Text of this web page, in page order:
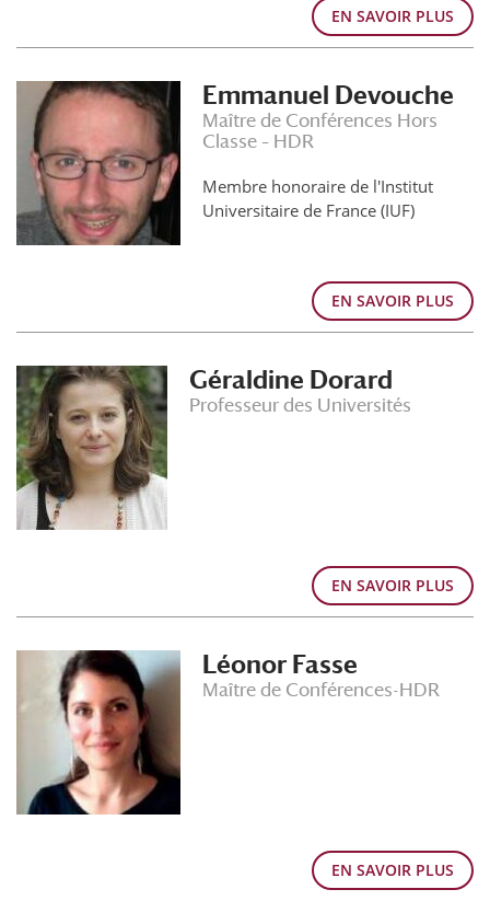
EN SAVOIR PLUS
Emmanuel Devouche
Maître de Conférences Hors
Classe – HDR
Membre honoraire de l'Institut
Universitaire de France (IUF)
EN SAVOIR PLUS
Géraldine Dorard
Professeur des Universités
EN SAVOIR PLUS
Léonor Fasse
Maître de Conférences-HDR
EN SAVOIR PLUS